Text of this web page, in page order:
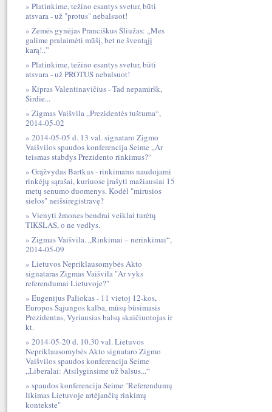
Platinkime, težino esantys svetur, būti
atsvara - už "protus" nebalsuot!
Žemės gynėjas Pranciškus Šliužas: „Mes
galime pralaimėti mūšį, bet ne šventąjį
karą!..”
Platinkime, težino esantys svetur, būti
atsvara - už PROTUS nebalsuot!
Kipras Valentinavičius - Tad nepamiršk,
Širdie...
Zigmas Vaišvila „Prezidentės tuštuma“,
2014-05-02
2014-05-05 d. 13 val. signataro Zigmo
Vaišvilos spaudos konferencija Seime „Ar
teismas stabdys Prezidento rinkimus?“
Grąžvydas Bartkus - rinkimams naudojami
rinkėjų sąrašai, kuriuose įrašyti mažiausiai 15
metų senumo duomenys. Kodėl "mirusios
sielos" neišsiregistravę?
Vienyti žmones bendrai veiklai turėtų
TIKSLAS, o ne vedlys.
Zigmas Vaišvila. „Rinkimai – nerinkimai“,
2014-05-09
Lietuvos Nepriklausomybės Akto
signataras Zigmas Vaišvila "Ar vyks
referendumai Lietuvoje?"
Eugenijus Paliokas - 11 vietoj 12-kos,
Europos Sąjungos kalba, mūsų būsimasis
Prezidentas, Vyriausias balsų skaičiuotojas ir
kt.
2014-05-20 d. 10.30 val. Lietuvos
Nepriklausomybės Akto signataro Zigmo
Vaišvilos spaudos konferencija Seime
„Liberalai: Atsilyginsime už balsus...“
spaudos konferencija Seime "Referendumų
likimas Lietuvoje artėjančių rinkimų
kontekste"